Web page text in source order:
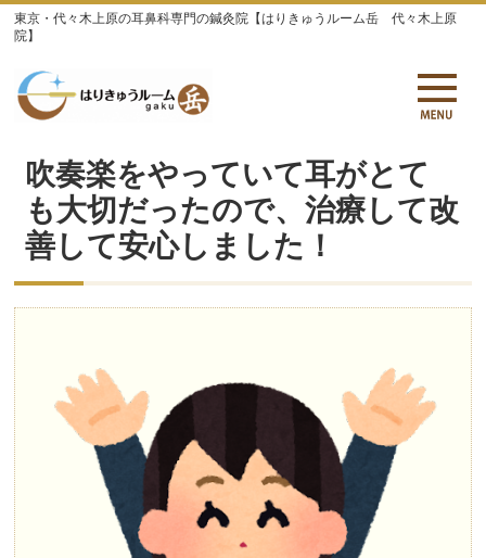
東京・代々木上原の耳鼻科専門の鍼灸院【はりきゅうルーム岳 代々木上原
院】
吹奏楽をやっていて耳がとて
も大切だったので、治療して改
善して安心しました！